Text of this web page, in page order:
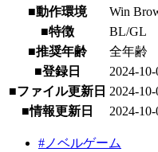
■動作環境
Win
■特徴
BL/GL
■推奨年齢
全年齢
■登録日
2024-10-
■ファイル更新日 2024-10-
■情報更新日
2024-10-
#ノベルゲーム